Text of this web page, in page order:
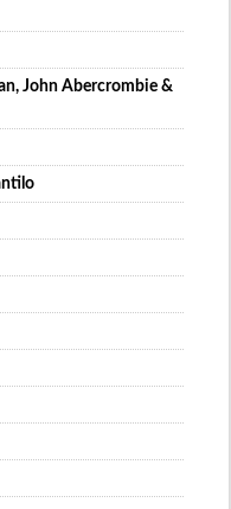
John Abercrombie &